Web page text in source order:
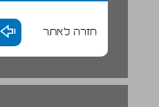
חזרה לאתר
תרשים: היסודות המארגנים ... 27